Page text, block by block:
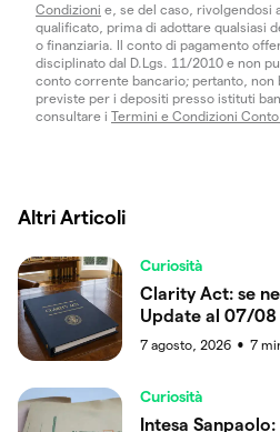
Condizioni e, se del caso, rivolgendosi
qualificato, prima di adottare qualsiasi
o finanziaria. Il conto di pagamento
disciplinato dal D.Lgs. 11/2010 e non
conto corrente bancario; pertanto, non
previste per i depositi presso istituti
consultare i Termini e Condizioni
Altri Articoli
Curiosità
Clarity Act: se
Update al 07/08
7 agosto, 2026 ● 7
Curiosità
Intesa